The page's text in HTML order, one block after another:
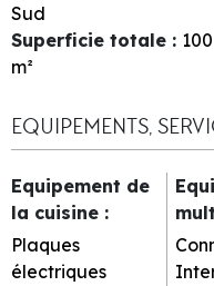
Sud
Superficie totale : 100
m²
EQUIPEMENTS,
Equipement de
la cuisine :
Plaques
électriques